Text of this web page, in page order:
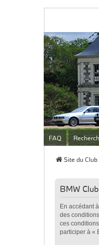
FAQ
Site du Club
BMW
En accédant
des
ces
participer à «